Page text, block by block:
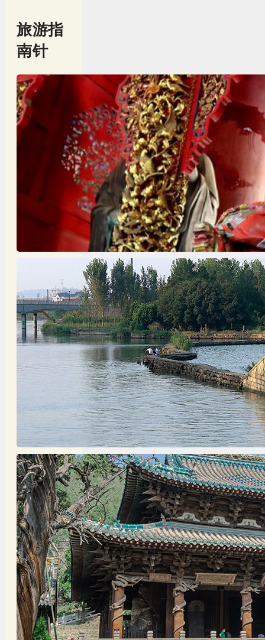
旅游指
南针